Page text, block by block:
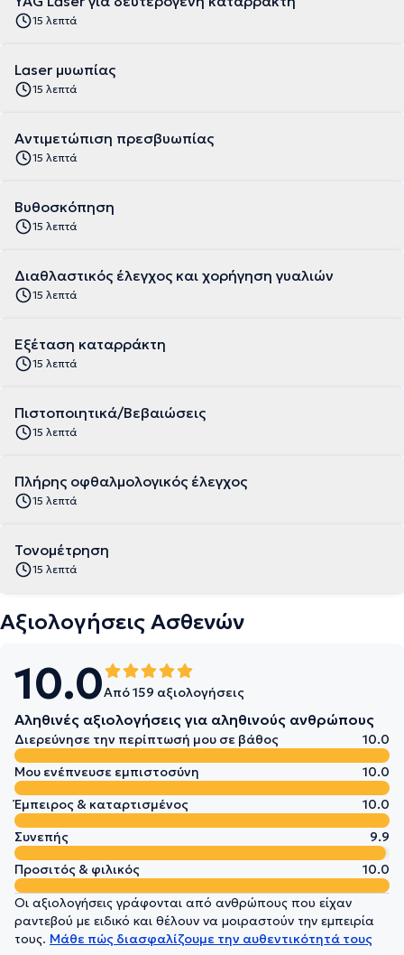
15 λεπτά
Laser μυωπίας
15 λεπτά
Αντιμετώπιση πρεσβυωπίας
15 λεπτά
Βυθοσκόπηση
15 λεπτά
Διαθλαστικός έλεγχος και χορήγηση γυαλιών
15 λεπτά
Εξέταση καταρράκτη
15 λεπτά
Πιστοποιητικά/Βεβαιώσεις
15 λεπτά
Πλήρης οφθαλμολογικός έλεγχος
15 λεπτά
Τονομέτρηση
15 λεπτά
Αξιολογήσεις Ασθενών
10.0Από 159 αξιολογήσεις
Αληθινές αξιολογήσεις για αληθινούς ανθρώπους
Διερεύνησε την περίπτωσή μου σε βάθος
10.0
Μου ενέπνευσε εμπιστοσύνη
10.0
Έμπειρος & καταρτισμένος
10.0
Συνεπής
9.9
Προσιτός & φιλικός
10.0
Οι αξιολογήσεις γράφονται από ανθρώπους που είχαν
ραντεβού με ειδικό και θέλουν να μοιραστούν την εμπειρία
τους. Μάθε πώς διασφαλίζουμε την αυθεντικότητά τους